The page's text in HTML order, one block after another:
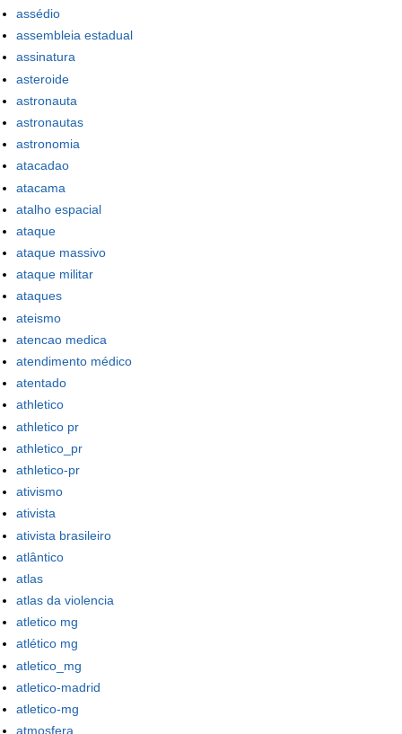
assédio
assembleia estadual
assinatura
asteroide
astronauta
astronautas
astronomia
atacadao
atacama
atalho espacial
ataque
ataque massivo
ataque militar
ataques
ateismo
atencao medica
atendimento médico
atentado
athletico
athletico pr
athletico_pr
athletico-pr
ativismo
ativista
ativista brasileiro
atlântico
atlas
atlas da violencia
atletico mg
atlético mg
atletico_mg
atletico-madrid
atletico-mg
atmosfera